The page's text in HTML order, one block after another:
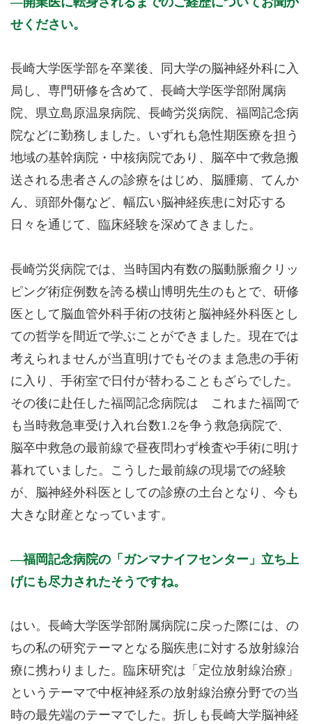
せください。
長崎大学医学部を卒業後、同大学の脳神経外科に入
局し、専門研修を含めて、長崎大学医学部附属病
院、県立島原温泉病院、長崎労災病院、福岡記念病
院などに勤務しました。いずれも急性期医療を担う
地域の基幹病院・中核病院であり、脳卒中で救急搬
送される患者さんの診療をはじめ、脳腫瘍、てんか
ん、頭部外傷など、幅広い脳神経疾患に対応する
日々を通じて、臨床経験を深めてきました。
長崎労災病院では、当時国内有数の脳動脈瘤クリッ
ピング術症例数を誇る横山博明先生のもとで、研修
医として脳血管外科手術の技術と脳神経外科医とし
ての哲学を間近で学ぶことができました。現在では
考えられませんが当直明けでもそのまま急患の手術
に入り、手術室で日付が替わることもざらでした。
その後に赴任した福岡記念病院は これまた福岡で
も当時救急車受け入れ台数1.2を争う救急病院で、
脳卒中救急の最前線で昼夜問わず検査や手術に明け
暮れていました。こうした最前線の現場での経験
が、脳神経外科医としての診療の土台となり、今も
大きな財産となっています。
福岡記念病院の「ガンマナイフセンター」立ち上
げにも尽力されたそうですね。
はい。長崎大学医学部附属病院に戻った際には、の
ちの私の研究テーマとなる脳疾患に対する放射線治
療に携わりました。臨床研究は「定位放射線治療」
というテーマで中枢神経系の放射線治療分野での当
時の最先端のテーマでした。折しも長崎大学脳神経